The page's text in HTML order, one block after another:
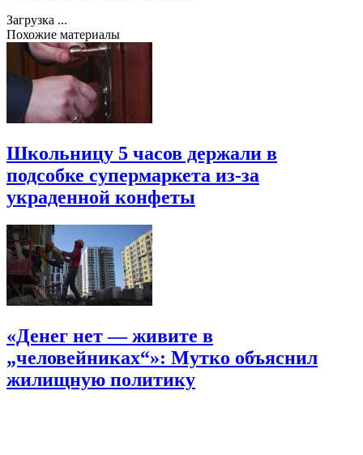
Загрузка ...
Похожие материалы
Школьницу 5 часов держали в
подсобке супермаркета из-за
украденной конфеты
«Денег нет — живите в
„человейниках“»: Мутко объяснил
жилищную политику